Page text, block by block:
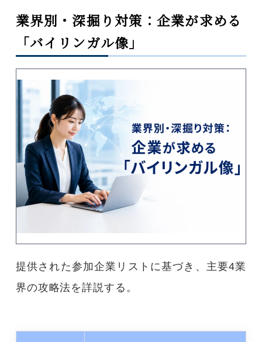
業界別・深掘り対策：企業が求める
「バイリンガル像」
提供された参加企業リストに基づき、主要4業
界の攻略法を詳説する。